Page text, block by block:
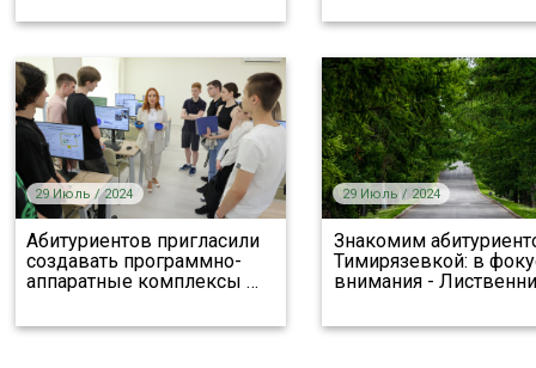
29 Июль / 2024
Абитуриентов пригласили
создавать программно-
аппаратные комплексы…
29 Июль / 2024
Знакомим
Тимирязевкой: в
внимания -